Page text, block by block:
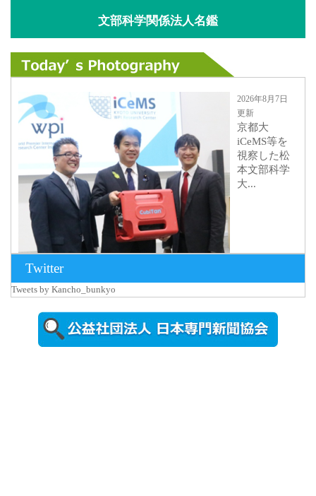
文部科学関係法人名鑑
2026年8月7日
更新
京都大
iCeMS等を
視察した松
本文部科学
大...
2026年8月5日
更新
農工大で大
Twitter
Tweets by Kancho_bunkyo